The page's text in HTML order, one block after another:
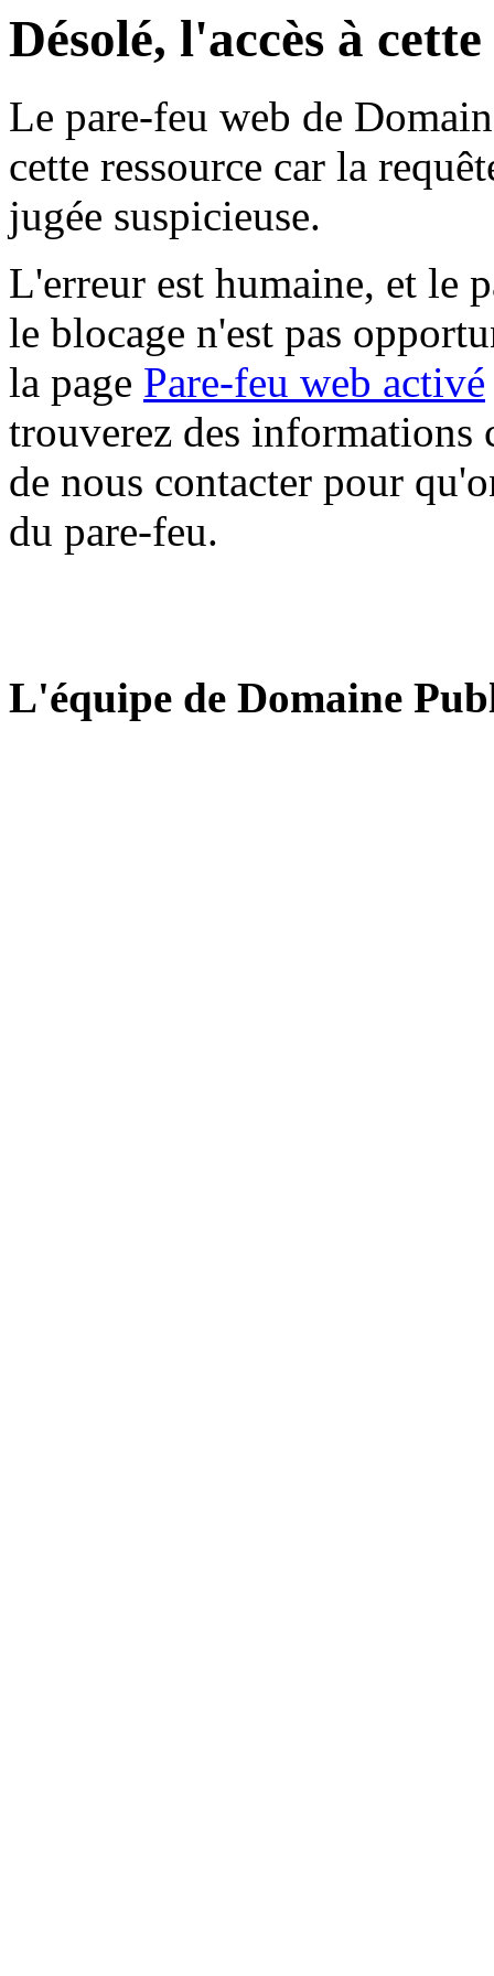
Désolé, l'accès à
Le pare-feu web de
cette ressource car la
jugée suspicieuse.
L'erreur est humaine, et le
le blocage n'est pas
la page Pare-feu web activé
trouverez des informations
de nous contacter pour
du pare-feu.
L'équipe de Domaine